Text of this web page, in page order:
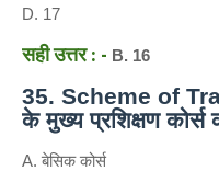
D. 17
सही उत्तर : - B. 16
35. Scheme of
के मुख्य प्रशिक्षण
A. बेसिक कोर्स